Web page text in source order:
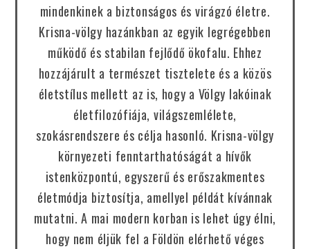
mindenkinek a biztonságos és virágzó életre.
Krisna-völgy hazánkban az egyik legrégebben
működő és stabilan fejlődő ökofalu. Ehhez
hozzájárult a természet tisztelete és a közös
életstílus mellett az is, hogy a Völgy lakóinak
életfilozófiája, világszemlélete,
szokásrendszere és célja hasonló. Krisna-völgy
környezeti fenntarthatóságát a hívők
istenközpontú, egyszerű és erőszakmentes
életmódja biztosítja, amellyel példát kívánnak
mutatni. A mai modern korban is lehet úgy élni,
hogy nem éljük fel a Földön elérhető véges